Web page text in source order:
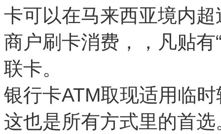
卡可以在马来西亚境内
商户刷卡消费，，凡贴有
联卡。
银行卡ATM取现适用临
这也是所有方式里的首